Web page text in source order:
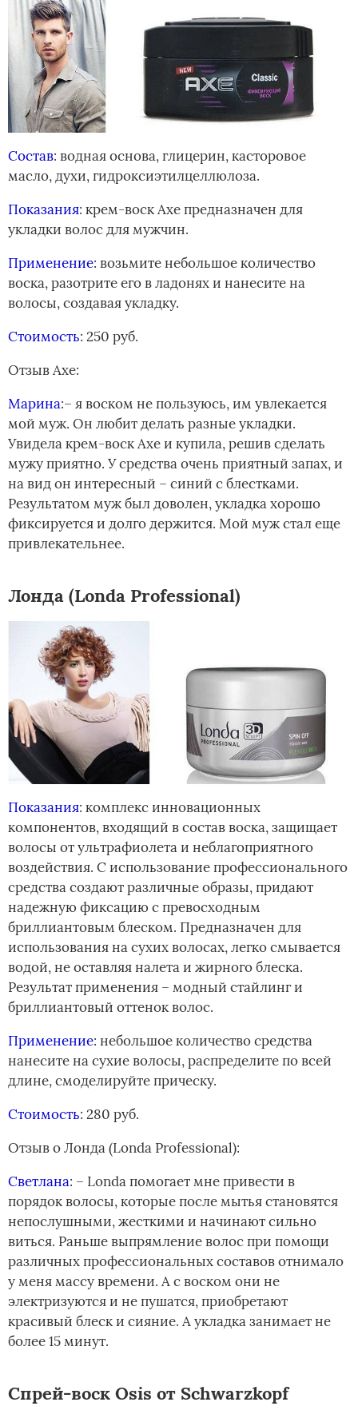
Состав: водная основа, глицерин, касторовое
масло, духи, гидроксиэтилцеллюлоза.
Показания: крем-воск Axe предназначен для
укладки волос для мужчин.
Применение: возьмите небольшое количество
воска, разотрите его в ладонях и нанесите на
волосы, создавая укладку.
Стоимость: 250 руб.
Отзыв Axe:
Марина:– я воском не пользуюсь, им увлекается
мой муж. Он любит делать разные укладки.
Увидела крем-воск Axe и купила, решив сделать
мужу приятно. У средства очень приятный запах, и
на вид он интересный – синий с блестками.
Результатом муж был доволен, укладка хорошо
фиксируется и долго держится. Мой муж стал еще
привлекательнее.
Лонда (Londa Professional)
Показания: комплекс инновационных
компонентов, входящий в состав воска, защищает
волосы от ультрафиолета и неблагоприятного
воздействия. С использование профессионального
средства создают различные образы, придают
надежную фиксацию с превосходным
бриллиантовым блеском. Предназначен для
использования на сухих волосах, легко смывается
водой, не оставляя налета и жирного блеска.
Результат применения – модный стайлинг и
бриллиантовый оттенок волос.
Применение: небольшое количество средства
нанесите на сухие волосы, распределите по всей
длине, смоделируйте прическу.
Стоимость: 280 руб.
Отзыв о ­Лонда (Londa Professional):
Светлана: – Londa помогает мне привести в
порядок волосы, которые после мытья становятся
непослушными, жесткими и начинают сильно
виться. Раньше выпрямление волос при помощи
различных профессиональных составов отнимало
у меня массу времени. А с воском они не
электризуются и не пушатся, приобретают
красивый блеск и сияние. А укладка занимает не
более 15 минут.
Спрей-воск Оsis от Schwarzkopf